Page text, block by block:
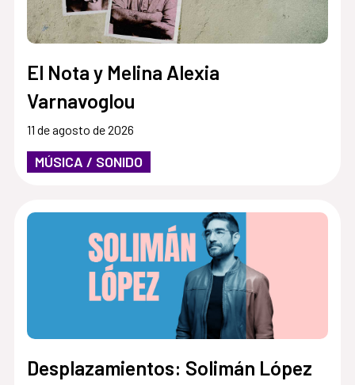
El Nota y Melina Alexia
Varnavoglou
11 de agosto de 2026
MÚSICA / SONIDO
Desplazamientos: Solimán López